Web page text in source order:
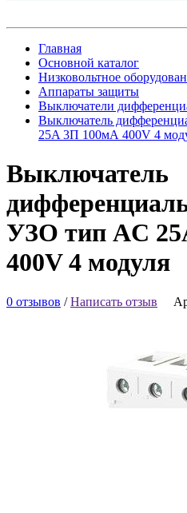
Главная
Основной каталог
Низковольтное
Аппараты защиты
Выключатели
Выключатель
25A 3П 100мА 400V 4
Выключатель
УЗО тип AC
400V 4 модуля
0 отзывов /Написать отзыв